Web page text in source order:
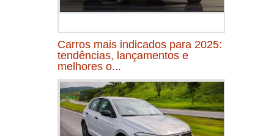
Carros mais indicados para 2025:
tendências, lançamentos e
melhores o...